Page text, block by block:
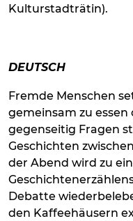
Kulturstadträtin).
DEUTSCH
Fremde Menschen
gemeinsam zu essen
gegenseitig Fragen
Geschichten
der Abend wird zu
Debatte
den Kaffeehäusern